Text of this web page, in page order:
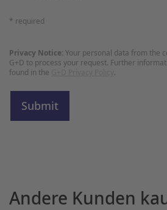
* required
Privacy Notice: Your personal data from the
G+D to process your request. Further
found in the
.
Andere Kunden